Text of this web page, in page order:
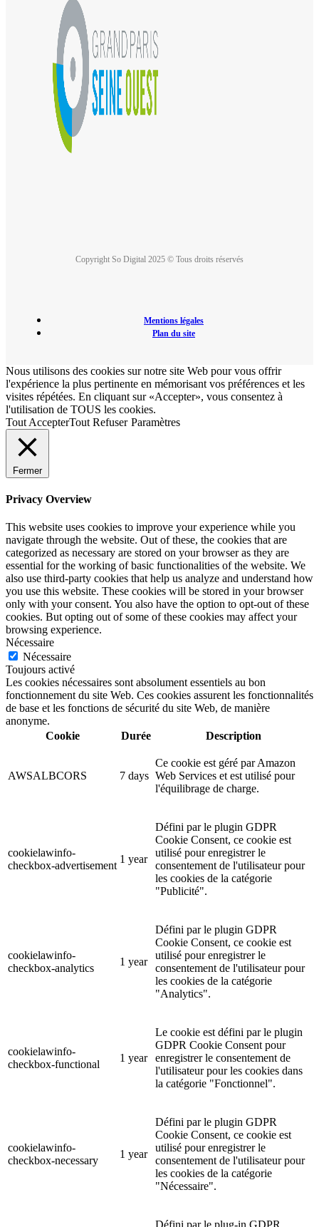
Copyright So Digital 2025 © Tous droits réservés
Mentions légales
Plan du site
Nous utilisons des cookies sur notre site Web pour vous offrir
l'expérience la plus pertinente en mémorisant vos préférences et les
visites répétées. En cliquant sur «Accepter», vous consentez à
l'utilisation de TOUS les cookies.
Tout AccepterTout Refuser Paramètres
Fermer
Privacy Overview
This website uses cookies to improve your experience while you
navigate through the website. Out of these, the cookies that are
categorized as necessary are stored on your browser as they are
essential for the working of basic functionalities of the website. We
also use third-party cookies that help us analyze and understand how
you use this website. These cookies will be stored in your browser
only with your consent. You also have the option to opt-out of these
cookies. But opting out of some of these cookies may affect your
browsing experience.
Nécessaire
Nécessaire
Toujours activé
Les cookies nécessaires sont absolument essentiels au bon
fonctionnement du site Web. Ces cookies assurent les fonctionnalités
de base et les fonctions de sécurité du site Web, de manière
anonyme.
Cookie
Durée Description
AWSALBCORS 7 days
Ce cookie est géré par Amazon
Web Services et est utilisé pour
l'équilibrage de charge.
cookielawinfo-
checkbox-advertisement
1 year
Défini par le plugin GDPR
Cookie Consent, ce cookie est
utilisé pour enregistrer le
consentement de l'utilisateur pour
les cookies de la catégorie
"Publicité".
cookielawinfo-
checkbox-analytics
1 year
Défini par le plugin GDPR
Cookie Consent, ce cookie est
utilisé pour enregistrer le
consentement de l'utilisateur pour
les cookies de la catégorie
"Analytics".
cookielawinfo-
checkbox-functional
1 year
Le cookie est défini par le plugin
GDPR Cookie Consent pour
enregistrer le consentement de
l'utilisateur pour les cookies dans
la catégorie "Fonctionnel".
cookielawinfo-
checkbox-necessary
1 year
Défini par le plugin GDPR
Cookie Consent, ce cookie est
utilisé pour enregistrer le
consentement de l'utilisateur pour
les cookies de la catégorie
"Nécessaire".